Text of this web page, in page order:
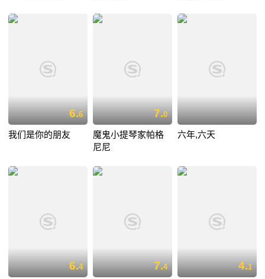
6.6
我们是你的朋友
7.0
魔鬼小提琴家帕格
尼尼
六年,六天
6.4 7.4 4.1